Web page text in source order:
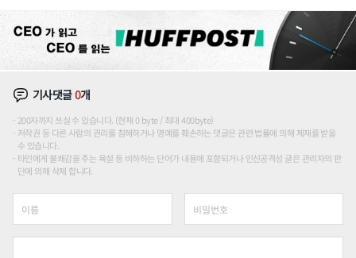
기사댓글0개
200자까지 쓰실 수 있습니다. (현재 0 byte / 최대 400byte)
저작권 등 다른 사람의 권리를 침해하거나 명예를 훼손하는 댓글은 관련 법률에 의해 제재를 받을
수 있습니다.
타인에게 불쾌감을 주는 욕설 등 비하하는 단어가 내용에 포함되거나 인신공격성 글은 관리자의 판
단에 의해 삭제 합니다.